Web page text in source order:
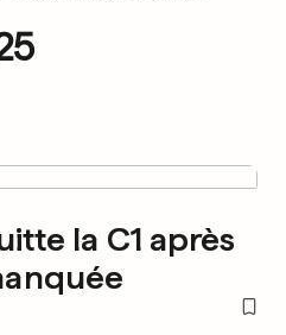
la C1 après